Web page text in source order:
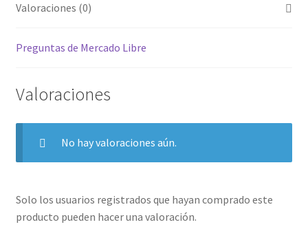
Valoraciones (0)
Preguntas de Mercado Libre
Valoraciones
No hay valoraciones aún.
Solo los usuarios registrados que hayan comprado este
producto pueden hacer una valoración.